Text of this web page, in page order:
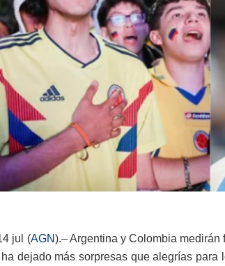
jul (AGN).– Argentina y Colombia
dejado más sorpresas que alegrías para